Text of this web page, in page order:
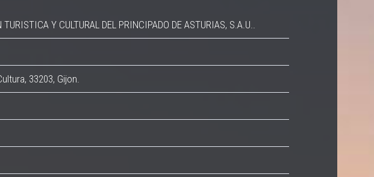
Y CULTURAL DEL PRINCIPADO DE ASTURIAS, S.A.U..
33203, Gijon.